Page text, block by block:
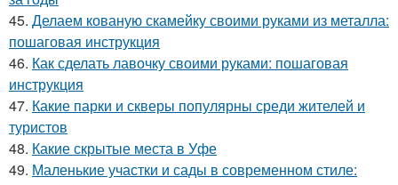
45. Делаем кованую скамейку своими руками из металла:
пошаговая инструкция
46. Как сделать лавочку своими руками: пошаговая
инструкция
47. Какие парки и скверы популярны среди жителей и
туристов
48. Какие скрытые места в Уфе
49. Маленькие участки и сады в современном стиле: